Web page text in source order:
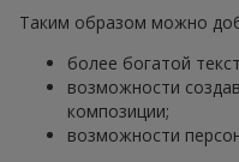
Таким образом можно
более богатой
возможности
композиции;
возможности